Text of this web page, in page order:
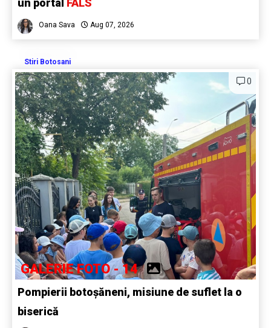
un portal FALS
Oana Sava Aug 07, 2026
Stiri Botosani
0
GALERIE FOTO - 14
Pompierii botoșăneni, misiune de suflet la o
biserică